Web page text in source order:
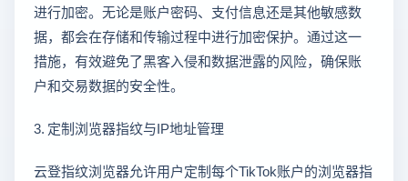
进行加密。无论是账户密码、支付信息还是其他敏感数
据，都会在存储和传输过程中进行加密保护。通过这一
措施，有效避免了黑客入侵和数据泄露的风险，确保账
户和交易数据的安全性。
3. 定制浏览器指纹与IP地址管理
云登指纹浏览器允许用户定制每个TikTok账户的浏览器指